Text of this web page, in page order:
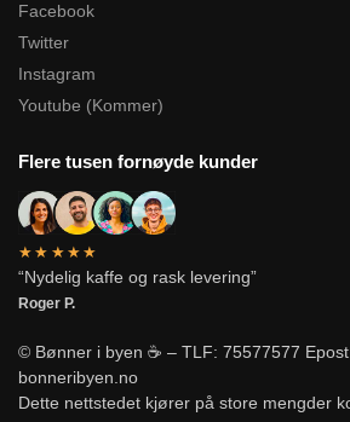
Facebook
Twitter
Instagram
Youtube (Kommer)
Flere tusen fornøyde kunder
★★★★★
“Nydelig kaffe og rask levering”
Roger P.
© Bønner i byen ☕ – TLF: 75577577
bonneribyen.no
Dette nettstedet kjører på store mengder